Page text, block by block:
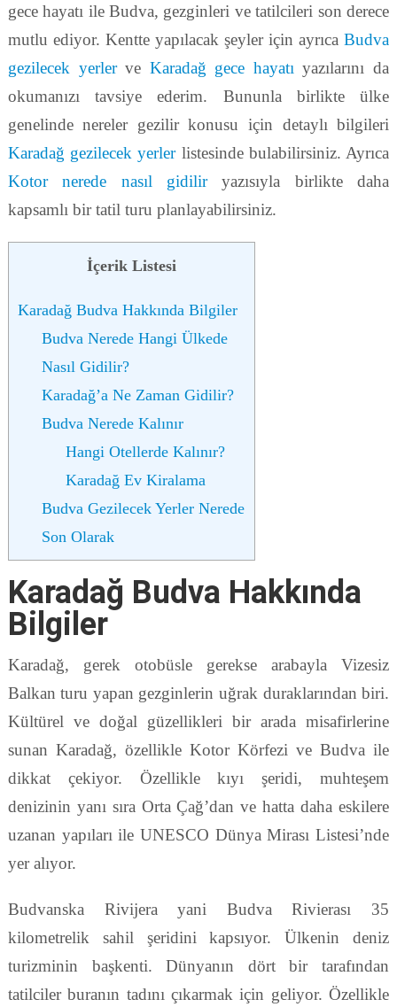
gece hayatı ile Budva, gezginleri ve tatilcileri son derece
mutlu ediyor. Kentte yapılacak şeyler için ayrıcaBudva
gezilecek yerlerve Karadağ gece hayatı yazılarını da
okumanızı tavsiye ederim. Bununla birlikte ülke
genelinde nereler gezilir konusu için detaylı bilgileri
Karadağ gezilecek yerlerlistesinde bulabilirsiniz. Ayrıca
Kotor nerede nasıl gidiliryazısıyla birlikte daha
kapsamlı bir tatil turu planlayabilirsiniz.
İçerik Listesi
Karadağ Budva Hakkında Bilgiler
Budva Nerede Hangi Ülkede
Nasıl Gidilir?
Karadağ’a Ne Zaman Gidilir?
Budva Nerede Kalınır
Hangi Otellerde Kalınır?
Karadağ Ev Kiralama
Budva Gezilecek Yerler Nerede
Son Olarak
Karadağ Budva Hakkında
Bilgiler
Karadağ, gerek otobüsle gerekse arabayla Vizesiz
Balkan turu yapan gezginlerin uğrak duraklarından biri.
Kültürel ve doğal güzellikleri bir arada misafirlerine
sunan Karadağ, özellikle Kotor Körfezi ve Budva ile
dikkat çekiyor. Özellikle kıyı şeridi, muhteşem
denizinin yanı sıra Orta Çağ’dan ve hatta daha eskilere
uzanan yapıları ile UNESCO Dünya Mirası Listesi’nde
yer alıyor.
Budvanska Rivijera yani Budva Rivierası 35
kilometrelik sahil şeridini kapsıyor. Ülkenin deniz
turizminin başkenti. Dünyanın dört bir tarafından
tatilciler buranın tadını çıkarmak için geliyor. Özellikle